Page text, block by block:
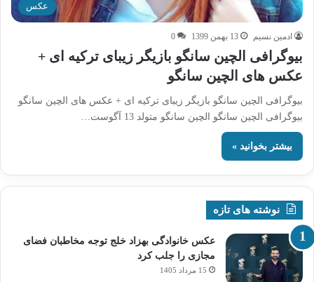
عکس
ادمین نسیم 13 بهمن 1399 0
بیوگرافی الچین سانگو بازیگر زیبای ترکیه ای +
عکس های الچین سانگو
بیوگرافی الچین سانگو بازیگر زیبای ترکیه ای + عکس های الچین سانگو
بیوگرافی الچین سانگو الچین سانگو متولد 13 آگوست…
بیشتر بخوانید »
نوشته های تازه
عکس خانوادگی بهزاد خلج توجه مخاطبان فضای
مجازی را جلب کرد
15 مرداد 1405